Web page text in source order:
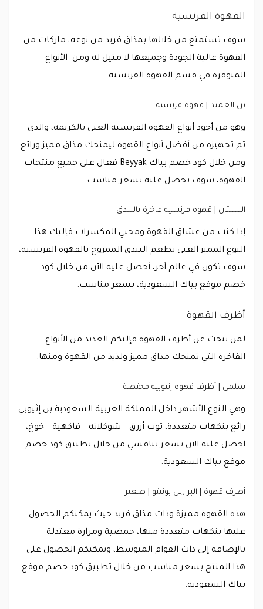
القهوة الفرنسية
سوف تستمتع من خلالها بمذاق فريد من نوعه، ماركات من
القهوة عالية الجودة وجميعها لا مثيل له ومن الأنواع
المتوفرة في قسم القهوة الفرنسية.
بن العميد | قهوة فرنسية
وهو من أجود أنواع القهوة الفرنسية الغني بالكريمة، والذي
تم تجهيزه من أفضل أنواع القهوة ليمنحك مذاق مميز ورائع
ومن خلال كود خصم بياك Beyyak فعال على جميع منتجات
القهوة، سوف تحصل عليه بسعر مناسب.
البستان | قهوة فرنسية فاخرة بالبندق
إذا كنت من عشاق القهوة ومحبي المكسرات فإليك هذا
النوع المميز الغني بطعم البندق الممزوج بالقهوة الفرنسية،
سوف تكون في عالم آخر، أحصل عليه الآن من خلال كود
خصم موقع بياك السعودية، بسعر مناسب.
أظرف القهوة
لمن يبحث عن أظرف القهوة فإليكم العديد من الأنواع
الفاخرة التي تمنحك مذاق مميز ولذيذ من القهوة ومنها.
سلمى | أظرف قهوة إثيوبية مختصة
وهي النوع الأشهر داخل المملكة العربية السعودية بن إثيوبي
رائع بنكهات متعددة، توت أزرق – شوكلاته – فاكهية – خوخ،
احصل عليه الآن بسعر تنافسي من خلال تطبيق كود خصم
موقع بياك السعودية.
أظرف قهوة | البرازيل بونيتو | صغير
هذه القهوة مميزة وذات مذاق فريد حيث يمكنكم الحصول
عليها بنكهات متعددة منها، حمضية ومرارة معتدلة
بالإضافة إلى ذات القوام المتوسط، ويمكنكم الحصول على
هذا المنتج بسعر مناسب من خلال تطبيق كود خصم موقع
بياك السعودية.